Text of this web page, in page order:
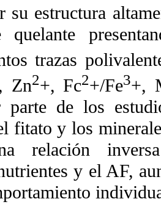
estructura
quelante
trazas
Zn2+, Fc2+/Fe3+,
parte de los
fitato y los
relación
y el AF,